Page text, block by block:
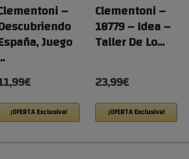
–
Juego
¡OFERTA Exclusiva!
Clementoni –
18779 – Idea –
Taller De Lo…
23,99€
¡OFERTA Exclusiva!